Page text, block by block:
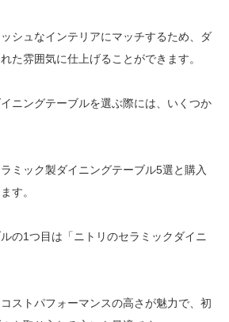
シュなインテリアにマッチするため、ダ
た雰囲気に仕上げることができます。
ニングテーブルを選ぶ際には、いくつか
ミック製ダイニングテーブル5選と購入
す。
の1つ目は「ニトリのセラミックダイニ
ストパフォーマンスの高さが魅力で、初